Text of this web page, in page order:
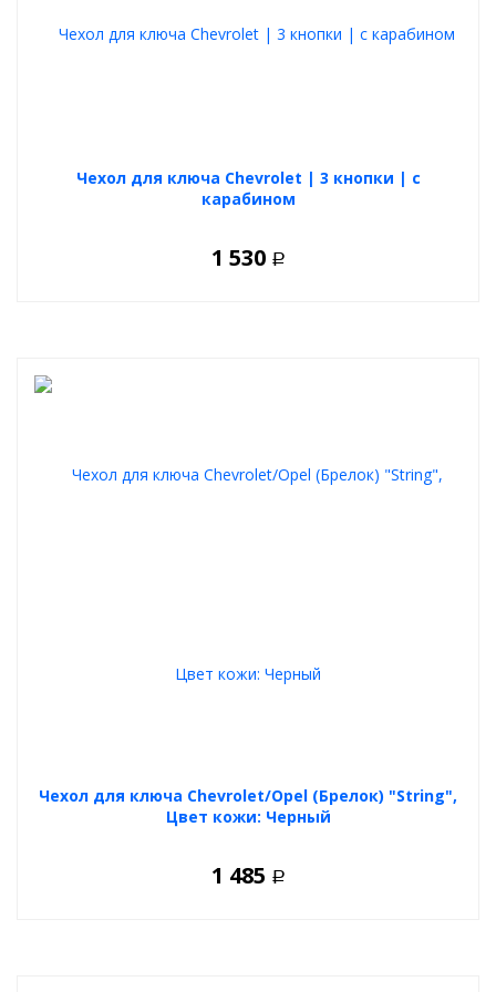
Чехол для ключа Chevrolet | 3 кнопки | с
карабином
1 530 Р
Чехол для ключа Chevrolet/Opel (Брелок) "String",
Цвет кожи: Черный
1 485 Р